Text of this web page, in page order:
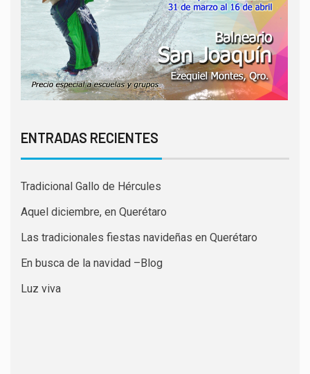
ENTRADAS RECIENTES
Tradicional Gallo de Hércules
Aquel diciembre, en Querétaro
Las tradicionales fiestas navideñas en Querétaro
En busca de la navidad –Blog
Luz viva